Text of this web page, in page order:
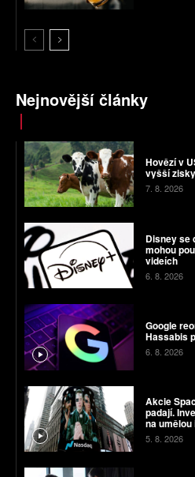
Nejnovější články
Hovězí v
vyšší
7. 8. 2026
Disney se
mohou
videích
6. 8. 2026
Google
Hassabis
6. 8. 2026
Akcie
padají.
na
5. 8. 2026